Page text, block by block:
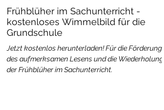
Frühblüher im Sachunterricht -
kostenloses Wimmelbild für die
Grundschule
Jetzt kostenlos herunterladen! Für die Förderung
des aufmerksamen Lesens und die Wiederholung
der Frühblüher im Sachunterricht.